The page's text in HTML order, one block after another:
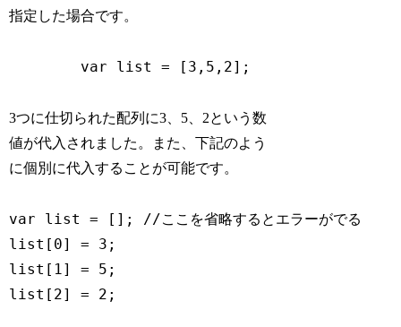
指定した場合です。
	var list = [3,5,2];
3つに仕切られた配列に3、5、2という数
値が代入されました。また、下記のよう
に個別に代入することが可能です。
var list = []; //ここを省略するとエラーがでる
list[0] = 3;
list[1] = 5;
list[2] = 2;